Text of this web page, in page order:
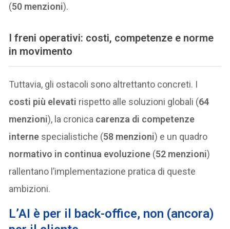
(50 menzioni).
I freni operativi: costi, competenze e norme
in movimento
Tuttavia, gli ostacoli sono altrettanto concreti. I
costi più elevati rispetto alle soluzioni globali (64
menzioni), la cronica carenza di competenze
interne specialistiche (58 menzioni) e un quadro
normativo in continua evoluzione (52 menzioni)
rallentano l’implementazione pratica di queste
ambizioni.
L’AI è per il back-office, non (ancora)